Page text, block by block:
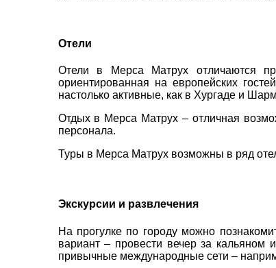
Отели
Отели в Мерса Матрух отличаются
ориентированная на европейских
настолько активные, как в Хургаде и
Отдых в Мерса Матрух – отличная
персонала.
Туры в Мерса Матрух возможны в ряд
Экскурсии и развлечения
На прогулке по городу можно
вариант – провести вечер за кальяном
привычные международные сети –